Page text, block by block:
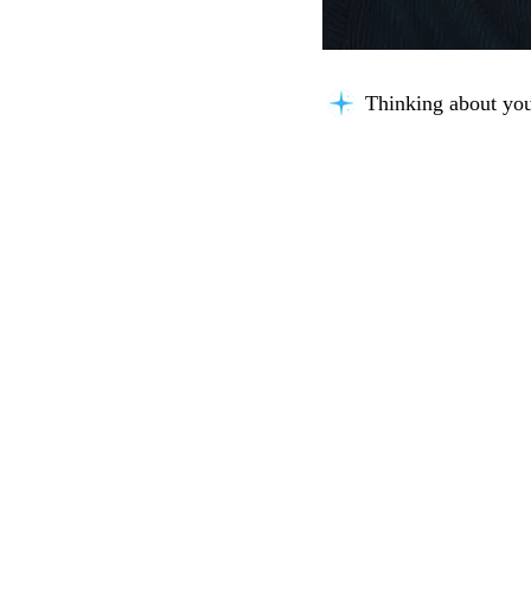
Thinking about